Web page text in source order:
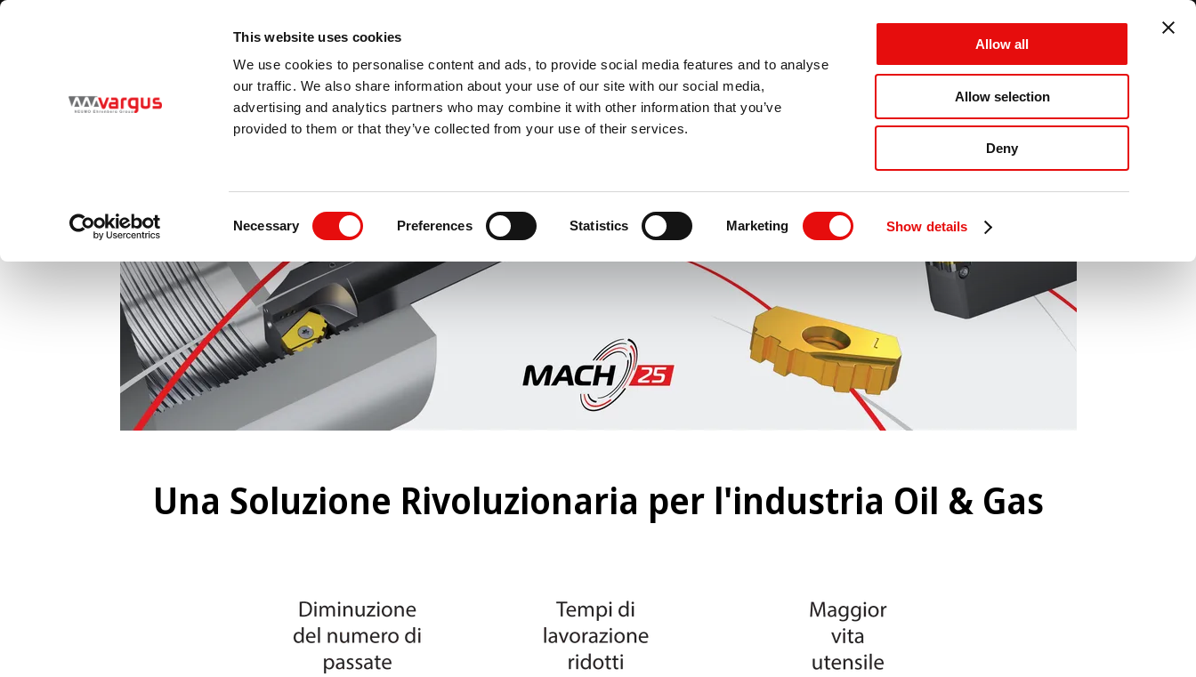
This website uses cookies
We use cookies to personalise content and ads, to provide social media features and to analyse
our traffic. We also share information about your use of our site with our social media,
advertising and analytics partners who may combine it with other information that you’ve
provided to them or that they’ve collected from your use of their services.
Necessary Preferences Statistics Marketing Show details
Allow all
Allow selection
Deny
Language
Inch MM MM + Inch Inch
CANCEL
PRODOTTI INDUSTRIE LOG IN MENU
Una Soluzione Rivoluzionaria per l'industria Oil & Gas